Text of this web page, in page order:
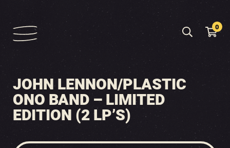
0
JOHN LENNON/PLASTIC
ONO BAND – LIMITED
EDITION (2 LP’S)